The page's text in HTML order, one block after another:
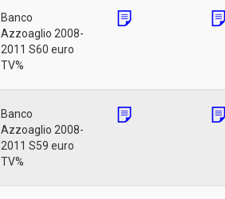
Banco
Azzoaglio 2008-
2011 S60 euro
TV%
Banco
Azzoaglio 2008-
2011 S59 euro
TV%